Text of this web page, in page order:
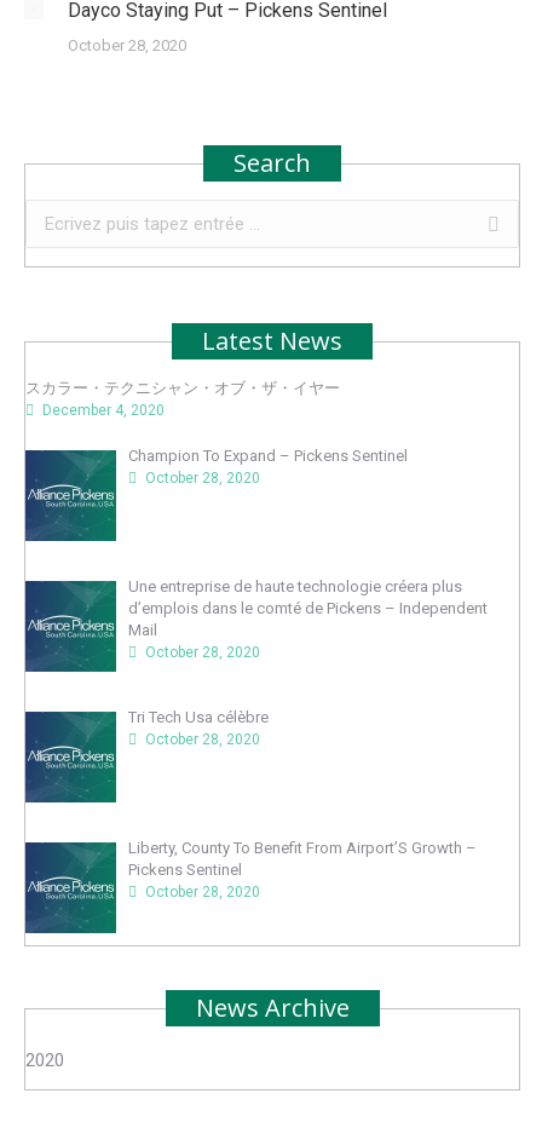
Dayco Staying Put – Pickens Sentinel
October 28, 2020
Search
Recherche
:
Latest News
スカラー・テクニシャン・オブ・ザ・イヤー
December 4, 2020
Champion To Expand – Pickens Sentinel
October 28, 2020
Une entreprise de haute technologie créera plus
d’emplois dans le comté de Pickens – Independent
Mail
October 28, 2020
Tri Tech Usa célèbre
October 28, 2020
Liberty, County To Benefit From Airport’S Growth –
Pickens Sentinel
October 28, 2020
News Archive
2020